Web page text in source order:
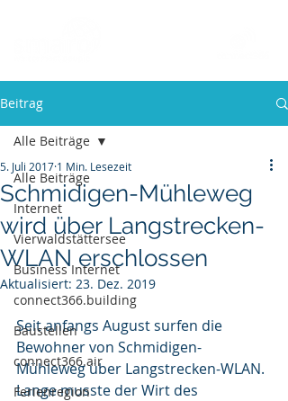
Beitrag
Alle Beiträge
Internet
Vierwaldstättersee
Business Internet
connect366.building
Baustellen
connect366.air
Ferienregion
Alle Beiträge
Schmidigen-Mühleweg
wird über Langstrecken-
WLAN erschlossen
5. Juli 2017 1 Min. Lesezeit
Aktualisiert: 23. Dez. 2019
Seit anfangs August surfen die
Bewohner von Schmidigen-
Mühleweg über Langstrecken-WLAN.
Lange musste der Wirt des